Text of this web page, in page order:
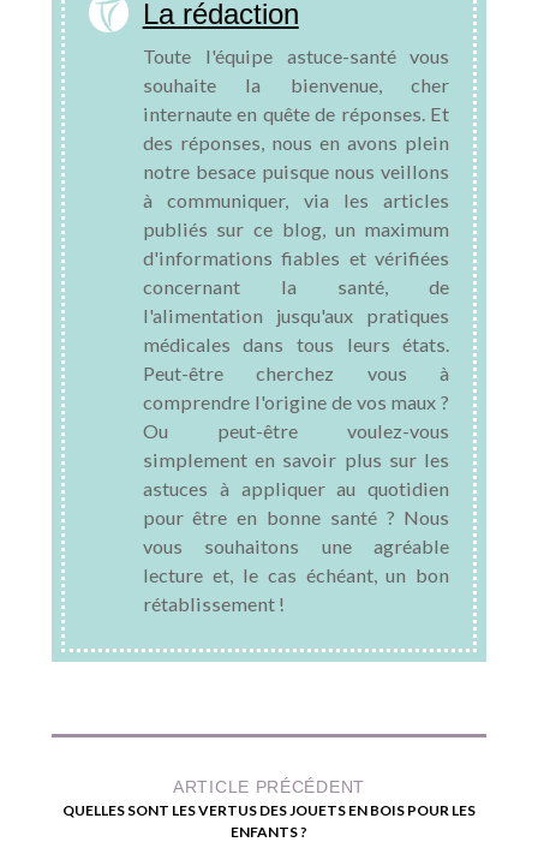
La rédaction
Toute l'équipe astuce-santé vous
souhaite la bienvenue, cher
internaute en quête de réponses. Et
des réponses, nous en avons plein
notre besace puisque nous veillons
à communiquer, via les articles
publiés sur ce blog, un maximum
d'informations fiables et vérifiées
concernant la santé, de
l'alimentation jusqu'aux pratiques
médicales dans tous leurs états.
Peut-être cherchez vous à
comprendre l'origine de vos maux ?
Ou peut-être voulez-vous
simplement en savoir plus sur les
astuces à appliquer au quotidien
pour être en bonne santé ? Nous
vous souhaitons une agréable
lecture et, le cas échéant, un bon
rétablissement !
ARTICLE PRÉCÉDENT
QUELLES SONT LES VERTUS DES JOUETS EN BOIS POUR LES
ENFANTS ?